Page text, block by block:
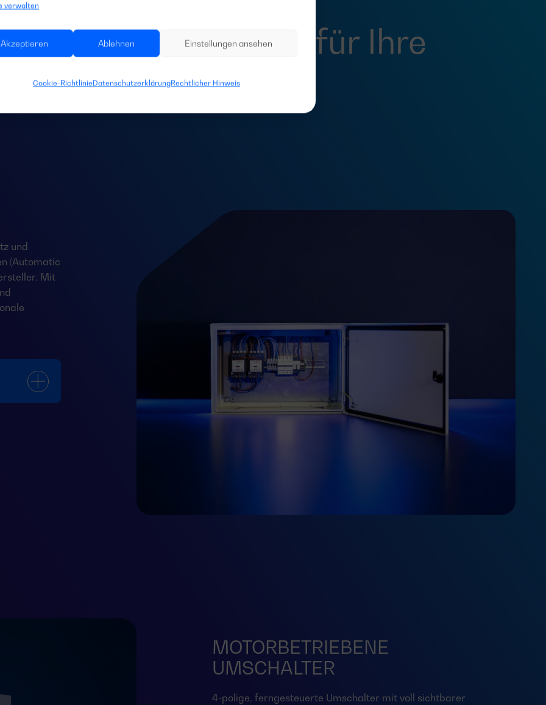
verwalten
Akzeptieren Ablehnen Einstellungen ansehen
Cookie-RichtlinieDatenschutzerklärungRechtlicher Hinweis
Sie eineSchalttafel für Ihre
Anlage?
und
(Automatic
Mit
MOTORBETRIEBENE
UMSCHALTER
4-polige, ferngesteuerte Umschalter mit voll sichtbarer